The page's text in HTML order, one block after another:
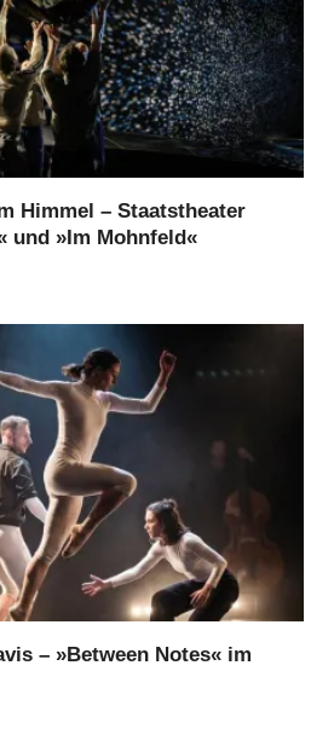
Himmel – Staatstheater
und »Im Mohnfeld«
– »Between Notes« im